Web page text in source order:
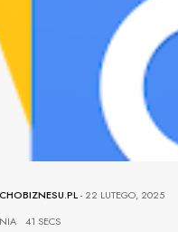
-22 LUTEGO, 2025
41 SECS